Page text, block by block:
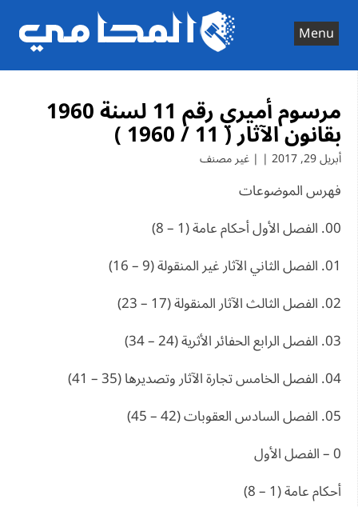
content
Menu
مرسوم أميري رقم 11 لسنة 1960
بقانون الآثار ( 11 / 1960 )
أبريل 29, 2017 | | غير مصنف
فهرس الموضوعات
00. الفصل الأول أحكام عامة (1 – 8)
01. الفصل الثاني الآثار غير المنقولة (9 – 16)
02. الفصل الثالث الآثار المنقولة (17 – 23)
03. الفصل الرابع الحفائر الأثرية (24 – 34)
04. الفصل الخامس تجارة الآثار وتصديرها (35 – 41)
05. الفصل السادس العقوبات (42 – 45)
0 – الفصل الأول
أحكام عامة (1 – 8)